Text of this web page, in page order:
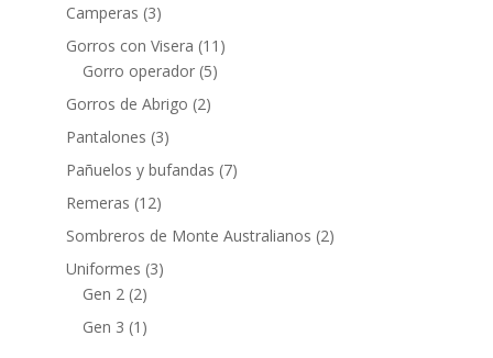
Camperas (3)
Gorros con Visera (11)
Gorro operador (5)
Gorros de Abrigo (2)
Pantalones (3)
Pañuelos y bufandas (7)
Remeras (12)
Sombreros de Monte Australianos (2)
Uniformes (3)
Gen 2 (2)
Gen 3 (1)